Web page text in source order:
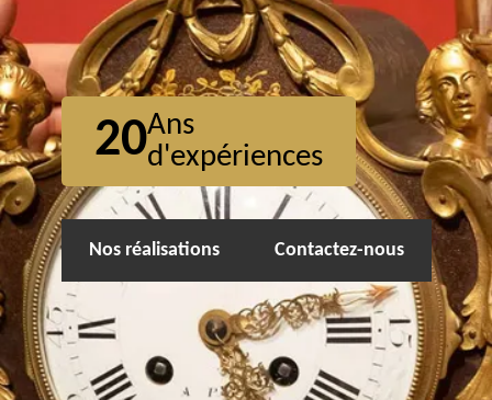
20Ans
d'expériences
Nos réalisations Contactez-nous